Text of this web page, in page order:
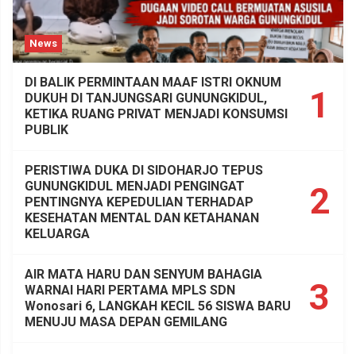
News
1
DI BALIK PERMINTAAN MAAF ISTRI OKNUM
DUKUH DI TANJUNGSARI GUNUNGKIDUL,
KETIKA RUANG PRIVAT MENJADI KONSUMSI
PUBLIK
2
PERISTIWA DUKA DI SIDOHARJO TEPUS
GUNUNGKIDUL MENJADI PENGINGAT
PENTINGNYA KEPEDULIAN TERHADAP
KESEHATAN MENTAL DAN KETAHANAN
KELUARGA
3
AIR MATA HARU DAN SENYUM BAHAGIA
WARNAI HARI PERTAMA MPLS SDN
Wonosari 6, LANGKAH KECIL 56 SISWA BARU
MENUJU MASA DEPAN GEMILANG